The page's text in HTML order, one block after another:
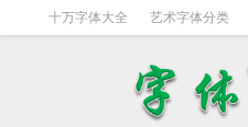
十万字体大全 艺术字体分类